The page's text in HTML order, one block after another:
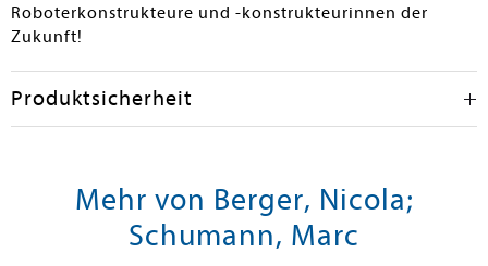
Roboterkonstrukteure und -konstrukteurinnen der
Zukunft!
Produktsicherheit
Mehr von Berger, Nicola;
Schumann, Marc